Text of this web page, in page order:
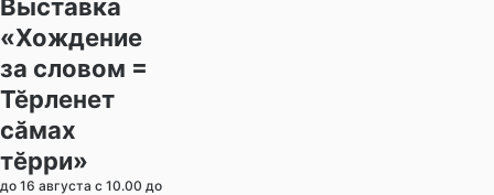
Выставка
«Хождение
за словом =
Тӗрленет
сӑмах
тӗрри»
до 16 августа с 10.00 до